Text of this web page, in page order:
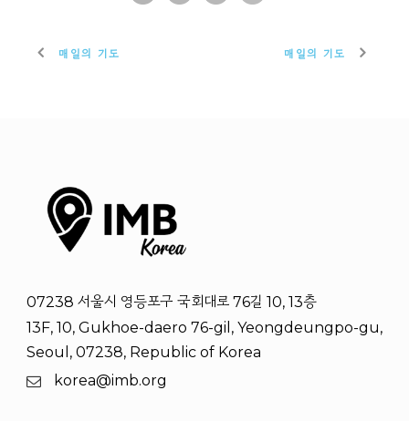
매일의 기도 매일의 기도
07238 서울시 영등포구 국회대로 76길 10, 13층
13F, 10, Gukhoe-daero 76-gil, Yeongdeungpo-gu,
Seoul, 07238, Republic of Korea
korea@imb.org